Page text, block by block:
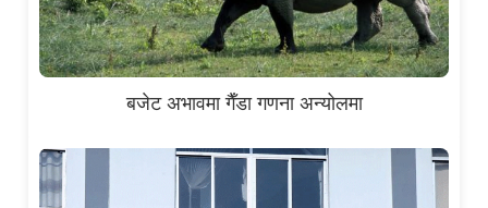
बजेट अभावमा गैँडा गणना अन्योलमा